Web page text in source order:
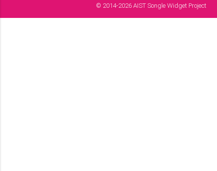
© 2014-2026 AIST Songle Widget Project